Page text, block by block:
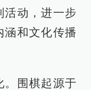
活动，进一步
涵和文化传播
。围棋起源于